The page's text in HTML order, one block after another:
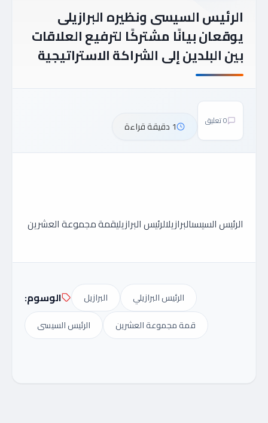
الرئيس السيسى ونظيره البرازيلى
يوقعان بيانًا مشتركًا لترفيع العلاقات
بين البلدين إلى الشراكة الاستراتيجية
0 تعليق 1 دقيقة قراءة
الرئيس السيسىالبرازيلالرئيس البرازيليقمة مجموعة العشرين
الوسوم: البرازيل
الرئيس البرازيلي
الرئيس السيسى
قمة مجموعة العشرين